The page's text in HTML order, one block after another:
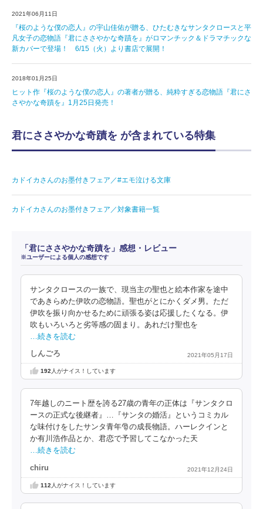
2021年06月11日
『桜のような僕の恋人』の宇山佳佑が贈る、ひたむきなサンタクロースと平
凡女子の恋物語『君にささやかな奇蹟を』がロマンチック＆ドラマチックな
新カバーで登場！ 6/15（火）より書店で展開！
2018年01月25日
ヒット作『桜のような僕の恋人』の著者が贈る、純粋すぎる恋物語『君にさ
さやかな奇蹟を』1月25日発売！
君にささやかな奇蹟を が含まれている特集
カドイカさんのお墨付きフェア／#エモ泣ける文庫
カドイカさんのお墨付きフェア／対象書籍一覧
「君にささやかな奇蹟を」感想・レビュー
※ユーザーによる個人の感想です
サンタクロースの一族で、現当主の聖也と絵本作家を途中
であきらめた伊吹の恋物語。聖也がとにかくダメ男。ただ
伊吹を振り向かせるために頑張る姿は応援したくなる。伊
吹もいろいろと劣等感の固まり。あれだけ聖也を
…続きを読む
しんごろ 2021年05月17日
192人がナイス！しています
7年越しのニート歴を誇る27歳の青年の正体は『サンタクロ
ースの正式な後継者』…『サンタの婚活』というコミカル
な味付けをしたサンタ青年🎅の成長物語。ハーレクインと
か有川浩作品とか、君恋で予習してこなかった天
…続きを読む
chiru 2021年12月24日
112 人がナイス！しています